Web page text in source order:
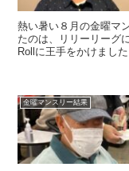
熱い暑い８月の金曜マ
たのは、リリーリーグ
Rollに王手をかけまし
金曜マンスリー結果